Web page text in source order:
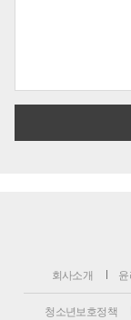
회사소개 윤
청소년보호정책